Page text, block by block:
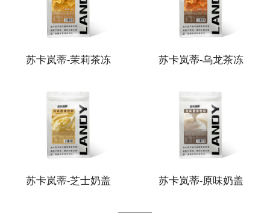
苏卡岚蒂-茉莉茶冻 苏卡岚蒂-乌龙茶冻
苏卡岚蒂-芝士奶盖 苏卡岚蒂-原味奶盖